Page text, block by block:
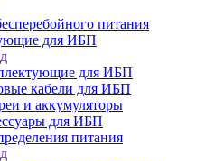
питания
для ИБП
для ИБП
кабели для ИБП
и аккумуляторы
для ИБП
питания